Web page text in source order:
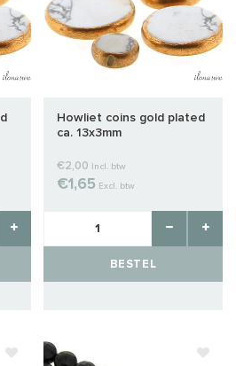
Howliet coins gold plated
ca. 13x3mm
€2,00 Incl. btw
€1,65 Excl. btw
BESTEL